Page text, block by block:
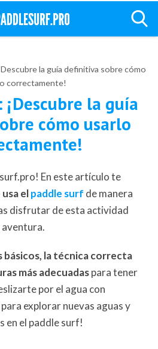
la guía definitiva sobre cómo
correctamente!
la guía
cómo usarlo
En este artículo te
elpaddle surf de manera
disfrutar de esta actividad
aventura.
básicos, la técnica correcta
más adecuadaspara tener
por el agua con
explorar nuevas aguas y
en el paddle surf!